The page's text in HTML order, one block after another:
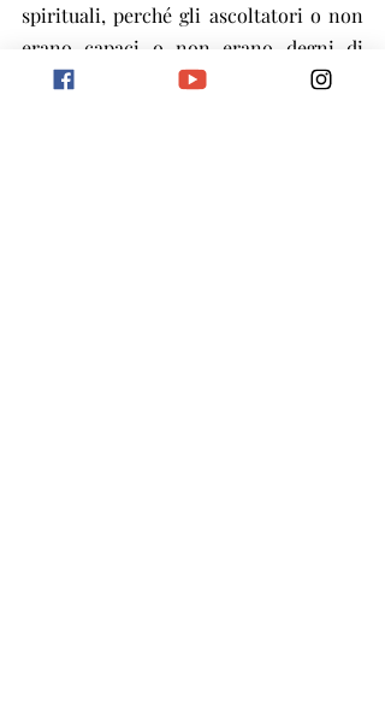
spirituali, perché gli ascoltatori o non
erano capaci o non erano degni di
intenderlo. Anche così, era meglio per